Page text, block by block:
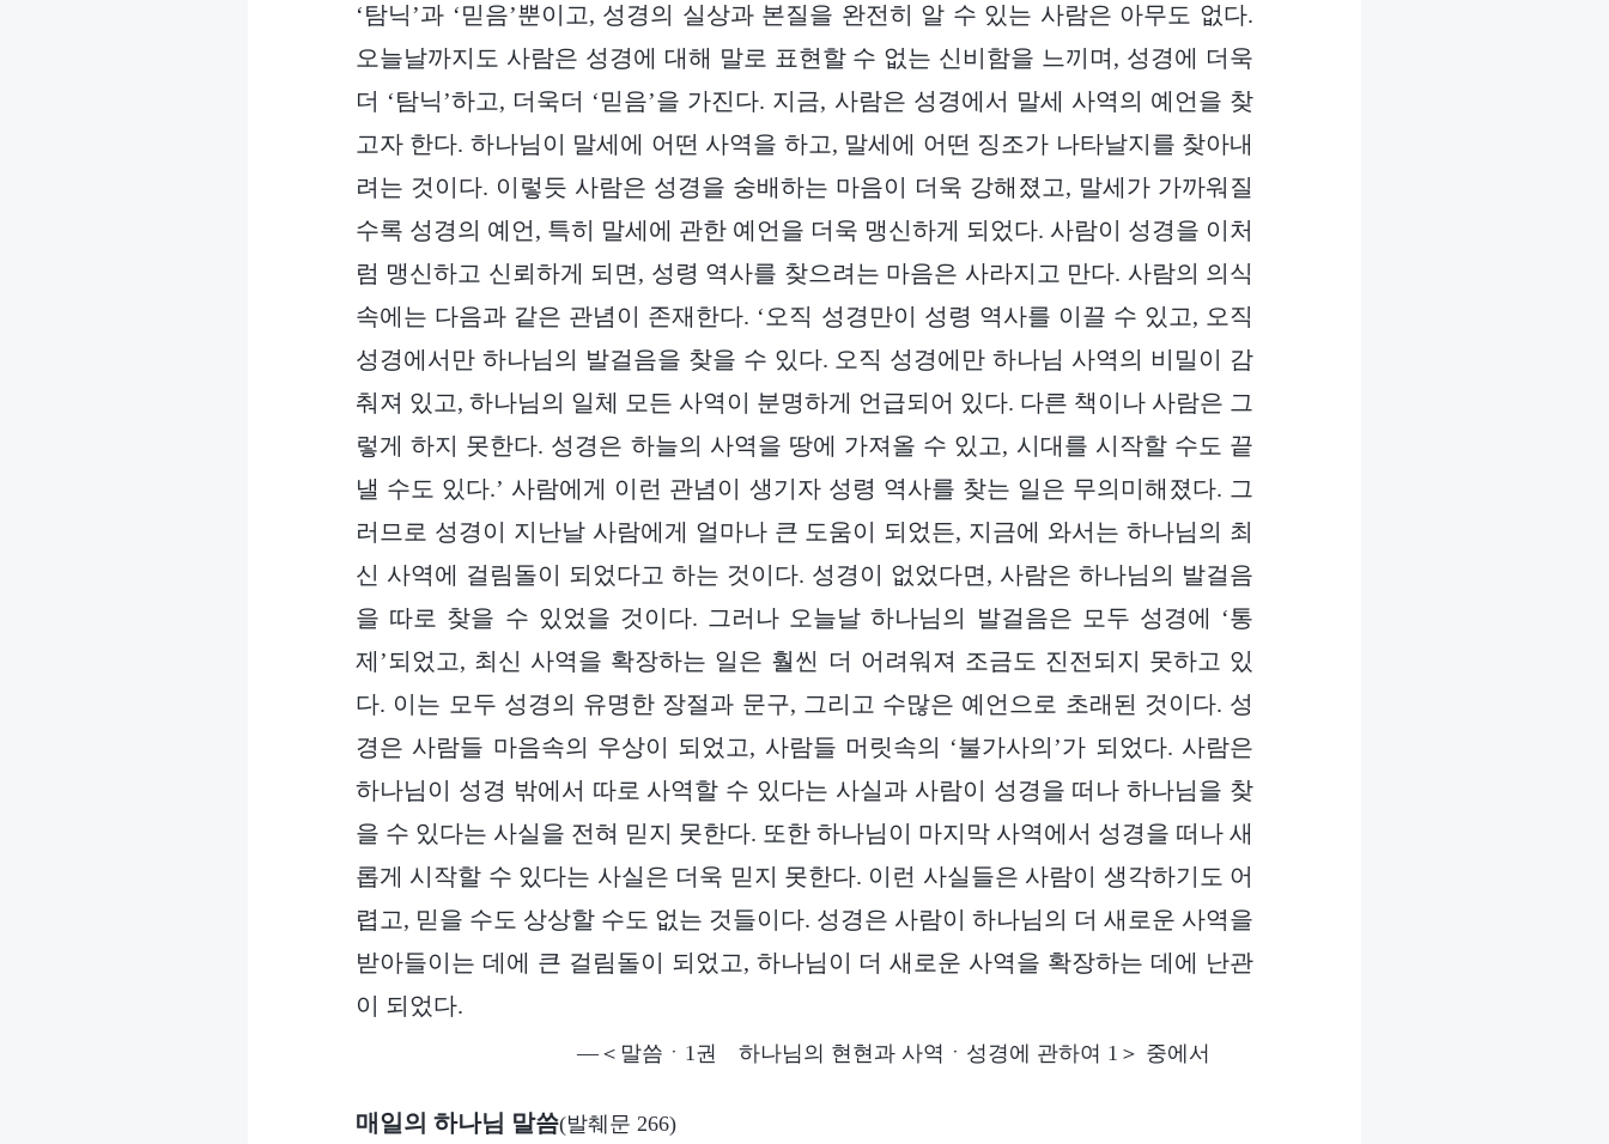
‘탐닉’과 ‘믿음’뿐이고, 성경의 실상과 본질을 완전히 알 수 있는 사람은 아무도 없다.
오늘날까지도 사람은 성경에 대해 말로 표현할 수 없는 신비함을 느끼며, 성경에 더욱
더 ‘탐닉’하고, 더욱더 ‘믿음’을 가진다. 지금, 사람은 성경에서 말세 사역의 예언을 찾
고자 한다. 하나님이 말세에 어떤 사역을 하고, 말세에 어떤 징조가 나타날지를 찾아내
려는 것이다. 이렇듯 사람은 성경을 숭배하는 마음이 더욱 강해졌고, 말세가 가까워질
수록 성경의 예언, 특히 말세에 관한 예언을 더욱 맹신하게 되었다. 사람이 성경을 이처
럼 맹신하고 신뢰하게 되면, 성령 역사를 찾으려는 마음은 사라지고 만다. 사람의 의식
속에는 다음과 같은 관념이 존재한다. ‘오직 성경만이 성령 역사를 이끌 수 있고, 오직
성경에서만 하나님의 발걸음을 찾을 수 있다. 오직 성경에만 하나님 사역의 비밀이 감
춰져 있고, 하나님의 일체 모든 사역이 분명하게 언급되어 있다. 다른 책이나 사람은 그
렇게 하지 못한다. 성경은 하늘의 사역을 땅에 가져올 수 있고, 시대를 시작할 수도 끝
낼 수도 있다.’ 사람에게 이런 관념이 생기자 성령 역사를 찾는 일은 무의미해졌다. 그
러므로 성경이 지난날 사람에게 얼마나 큰 도움이 되었든, 지금에 와서는 하나님의 최
신 사역에 걸림돌이 되었다고 하는 것이다. 성경이 없었다면, 사람은 하나님의 발걸음
을 따로 찾을 수 있었을 것이다. 그러나 오늘날 하나님의 발걸음은 모두 성경에 ‘통
제’되었고, 최신 사역을 확장하는 일은 훨씬 더 어려워져 조금도 진전되지 못하고 있
다. 이는 모두 성경의 유명한 장절과 문구, 그리고 수많은 예언으로 초래된 것이다. 성
경은 사람들 마음속의 우상이 되었고, 사람들 머릿속의 ‘불가사의’가 되었다. 사람은
하나님이 성경 밖에서 따로 사역할 수 있다는 사실과 사람이 성경을 떠나 하나님을 찾
을 수 있다는 사실을 전혀 믿지 못한다. 또한 하나님이 마지막 사역에서 성경을 떠나 새
롭게 시작할 수 있다는 사실은 더욱 믿지 못한다. 이런 사실들은 사람이 생각하기도 어
렵고, 믿을 수도 상상할 수도 없는 것들이다. 성경은 사람이 하나님의 더 새로운 사역을
받아들이는 데에 큰 걸림돌이 되었고, 하나님이 더 새로운 사역을 확장하는 데에 난관
이 되었다.
―＜말씀ㆍ1권 하나님의 현현과 사역ㆍ성경에 관하여 1＞ 중에서
매일의 하나님 말씀(발췌문 266)